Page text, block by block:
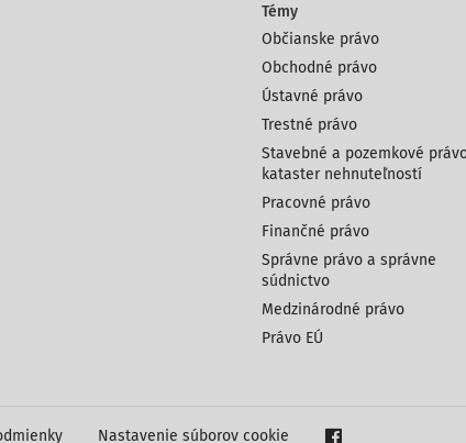
Témy
Občianske právo
Obchodné právo
Ústavné právo
Trestné právo
Stavebné a pozemkové
kataster nehnuteľností
Pracovné právo
Finančné právo
Správne právo a správne
súdnictvo
Medzinárodné právo
Právo EÚ
Nastavenie súborov cookie